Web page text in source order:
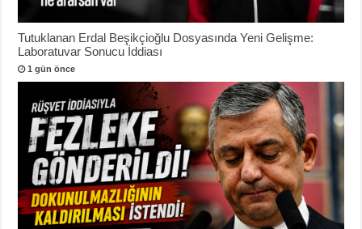
Tutuklanan Erdal Beşikçioğlu Dosyasında Yeni Gelişme:
Laboratuvar Sonucu İddiası
1 gün önce